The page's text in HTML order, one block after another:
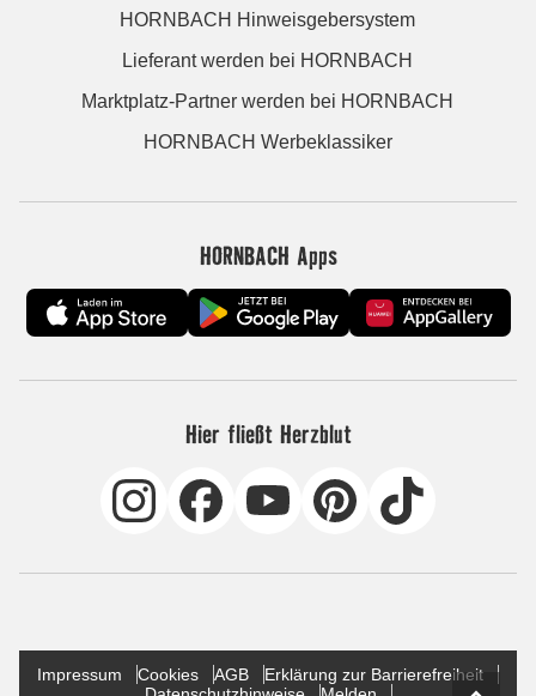
HORNBACH Hinweisgebersystem
Lieferant werden bei HORNBACH
Marktplatz-Partner werden bei HORNBACH
HORNBACH Werbeklassiker
HORNBACH Apps
Hier fließt Herzblut
Impressum Cookies AGB
Erklärung zur Barrierefreiheit